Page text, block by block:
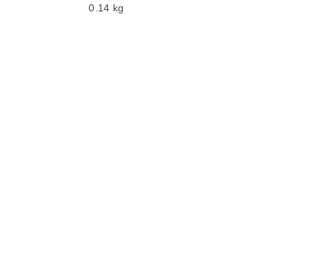
0.14 kg